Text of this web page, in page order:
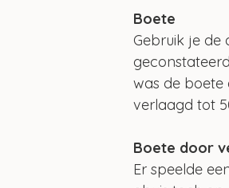
Boete
Gebruik je
was de boete
verlaagd tot
Boete door
Er speelde